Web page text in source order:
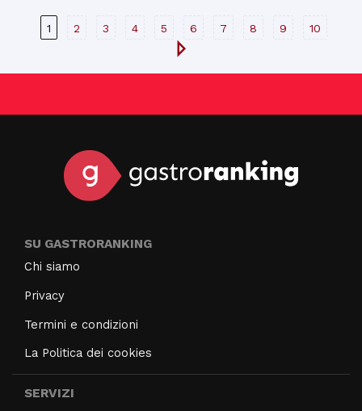
1 2 3 4 5 6 7 8 9 10
SU GASTRORANKING
Chi siamo
Privacy
Termini e condizioni
La Politica dei cookies
SERVIZI